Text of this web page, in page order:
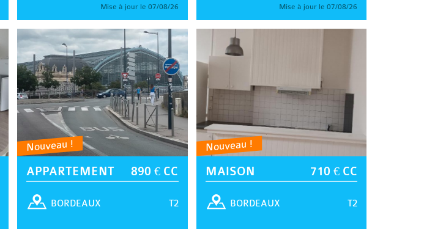
Mise à jour le 07/08/26 Mise à jour le 07/08/26
Nouveau !
APPARTEMENT 890 € CC
T2
BORDEAUX
Nouveau !
MAISON 710 € CC
T2
BORDEAUX